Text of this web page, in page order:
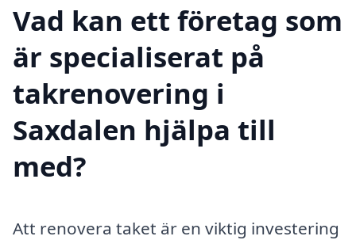
Vad kan ett företag som
är specialiserat på
takrenovering i
Saxdalen hjälpa till
med?
Att renovera taket är en viktig investering